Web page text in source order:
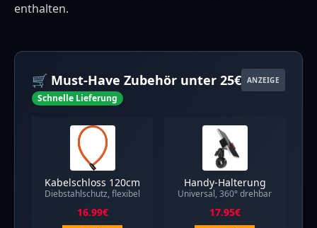
enthalten.
🛒 Must-Have Zubehör unter 25€ ANZEIGE
Schnelle Lieferung
Kabelschloss 120cm
Diebstahlschutz, flexibel
16.99€
Handy-Halterung
Universal, 360° drehbar
17.95€